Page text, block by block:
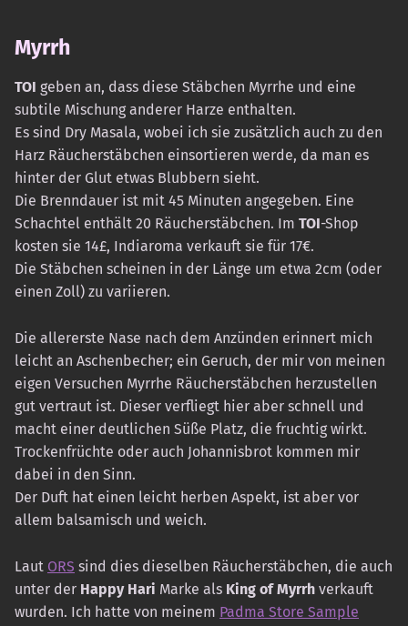
Myrrh
TOI geben an, dass diese Stäbchen Myrrhe und eine
subtile Mischung anderer Harze enthalten.
Es sind Dry Masala, wobei ich sie zusätzlich auch zu den
Harz Räucherstäbchen einsortieren werde, da man es
hinter der Glut etwas Blubbern sieht.
Die Brenndauer ist mit 45 Minuten angegeben. Eine
Schachtel enthält 20 Räucherstäbchen. Im TOI-Shop
kosten sie 14£, Indiaroma verkauft sie für 17€.
Die Stäbchen scheinen in der Länge um etwa 2cm (oder
einen Zoll) zu variieren.
Die allererste Nase nach dem Anzünden erinnert mich
leicht an Aschenbecher; ein Geruch, der mir von meinen
eigen Versuchen Myrrhe Räucherstäbchen herzustellen
gut vertraut ist. Dieser verfliegt hier aber schnell und
macht einer deutlichen Süße Platz, die fruchtig wirkt.
Trockenfrüchte oder auch Johannisbrot kommen mir
dabei in den Sinn.
Der Duft hat einen leicht herben Aspekt, ist aber vor
allem balsamisch und weich.
Laut ORS sind dies dieselben Räucherstäbchen, die auch
unter der Happy Hari Marke als King of Myrrh verkauft
wurden. Ich hatte von meinem Padma Store Sample